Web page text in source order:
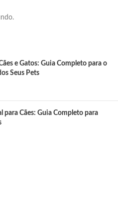
e Gatos: Guia Completo para o
Seus Pets
para Cães: Guia Completo para